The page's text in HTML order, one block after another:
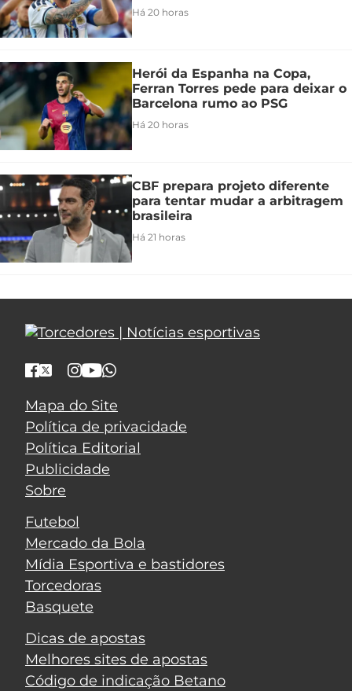
Há 20 horas
Herói da Espanha na Copa,
Ferran Torres pede para deixar o
Barcelona rumo ao PSG
Há 20 horas
CBF prepara projeto diferente
para tentar mudar a arbitragem
brasileira
Há 21 horas
Mapa do Site
Política de privacidade
Política Editorial
Publicidade
Sobre
Futebol
Mercado da Bola
Mídia Esportiva e bastidores
Torcedoras
Basquete
Dicas de apostas
Melhores sites de apostas
Código de indicação Betano